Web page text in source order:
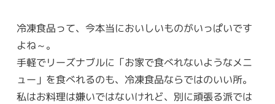
冷凍食品って、今本当においしいものがいっぱいです
よね～。
手軽でリーズナブルに「お家で食べれないようなメニ
ュー」を食べれるのも、冷凍食品ならではのいい所。
私はお料理は嫌いではないけれど、別に頑張る派では